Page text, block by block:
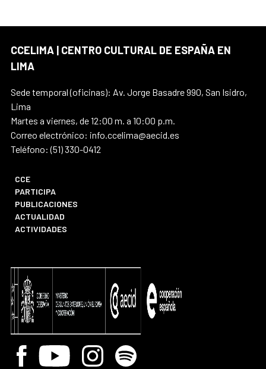
CCELIMA | CENTRO CULTURAL DE ESPAÑA EN
LIMA
Sede temporal (oficinas): Av. Jorge Basadre 990, San Isidro,
Lima
Martes a viernes, de 12:00 m. a 10:00 p.m.
Correo electrónico: info.ccelima@aecid.es
Teléfono: (51) 330-0412
CCE
PARTICIPA
PUBLICACIONES
ACTUALIDAD
ACTIVIDADES
Facebook
Youtube InstagramSpotify